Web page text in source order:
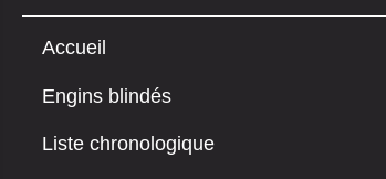
Accueil
Engins blindés
Liste chronologique